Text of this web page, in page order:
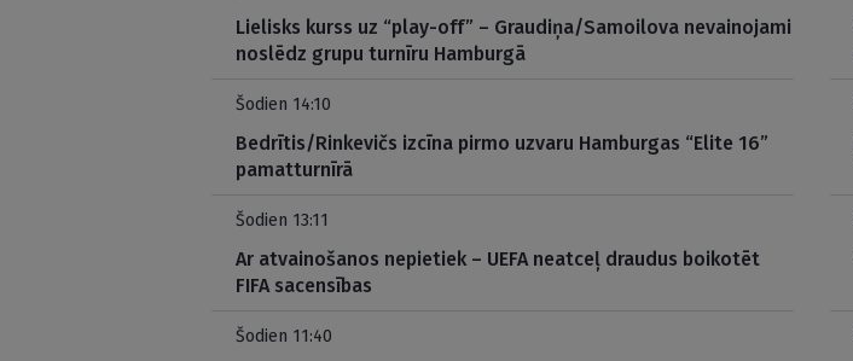
Lielisks kurss uz “play-off” – Graudiņa/Samoilova nevainojami
noslēdz grupu turnīru Hamburgā
Šodien 14:10
Bedrītis/Rinkevičs izcīna pirmo uzvaru Hamburgas “Elite 16”
pamatturnīrā
Šodien 13:11
Ar atvainošanos nepietiek – UEFA neatceļ draudus boikotēt
FIFA sacensības
Šodien 11:40